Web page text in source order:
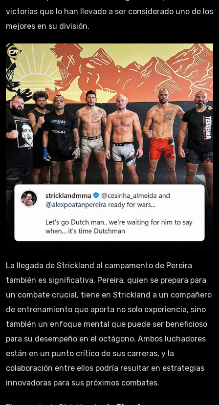
victorias que lo han llevado a ser considerado uno de los
mejores en su división.
La llegada de Strickland al campamento de Pereira
también es significativa. Pereira, quien se prepara para
un combate crucial, tiene en Strickland a un compañero
de entrenamiento que aporta no solo experiencia, sino
también un enfoque mental que puede ser beneficioso
para su desempeño en el octágono. Ambos luchadores
están en un punto crítico de sus carreras, y la
colaboración entre ellos podría resultar en estrategias
innovadoras para sus próximos combates.